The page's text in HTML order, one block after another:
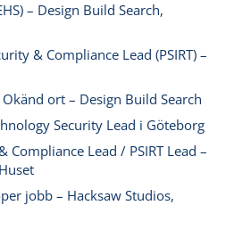
– Design Build Search,
& Compliance Lead (PSIRT) –
ort – Design Build Search
Security Lead i Göteborg
Compliance Lead / PSIRT Lead –
jobb – Hacksaw Studios,